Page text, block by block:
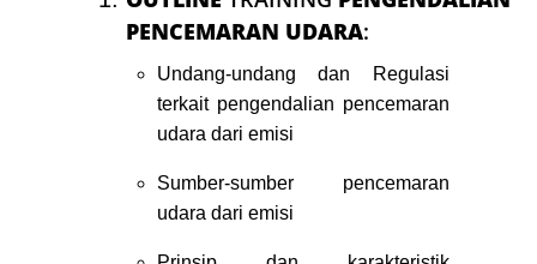
PENCEMARAN UDARA:
Undang-undang dan Regulasi
terkait pengendalian pencemaran
udara dari emisi
Sumber-sumber pencemaran
udara dari emisi